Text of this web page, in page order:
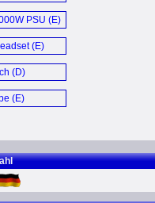
PSU (E)
(E)
(D)
(E)